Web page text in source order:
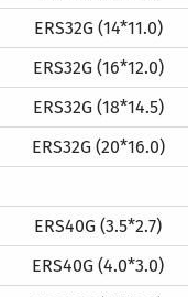
ERS32G (14*11.0)
ERS32G (16*12.0)
ERS32G (18*14.5)
ERS32G (20*16.0)
ERS40G (3.5*2.7)
ERS40G (4.0*3.0)